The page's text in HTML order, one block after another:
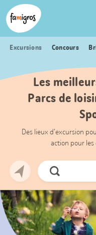
Signets
de
navigation
Header
Logo
Excursions Concours
Les
Parcs de
Des lieux d’excursion
action pour les
Chercher